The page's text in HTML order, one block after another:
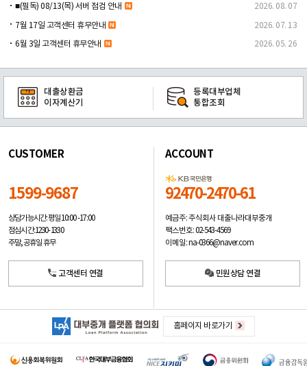
■(필독) 08/13(목) 서버 점검 안내 2026. 08. 07
7월 17일 고객센터 휴무안내 2026. 07. 13
6월 3일 고객센터 휴무안내 2026. 05. 26
대출상환금
이자계산기
등록대부업체
통합조회
CUSTOMER
1599-9687
상담가능시간: 평일10:00 -17:00
점심시간: 12:30 - 13:30
주말, 공휴일 휴무
고객센터 연결
ACCOUNT
92470-2470-61
예금주: 주식회사 대출나라대부중개
팩스번호: 02-543-4569
이메일: na-0366@naver.com
민원상담 연결
홈페이지 바로가기